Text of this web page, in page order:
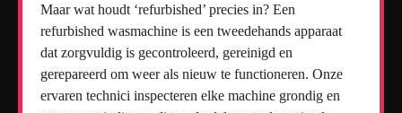
Maar wat houdt ‘refurbished’ precies in? Een
refurbished wasmachine is een tweedehands apparaat
dat zorgvuldig is gecontroleerd, gereinigd en
gerepareerd om weer als nieuw te functioneren. Onze
ervaren technici inspecteren elke machine grondig en